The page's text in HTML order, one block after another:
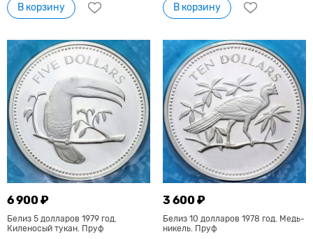
В корзину В корзину
6 900 ₽
Белиз 5 долларов 1979 год.
Киленосый тукан. Пруф
3 600 ₽
Белиз 10 долларов 1978 год. Медь-
никель. Пруф